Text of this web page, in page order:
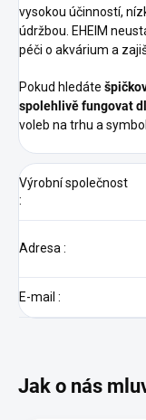
vysokou účinností,
údržbou. EHEIM
péči o akvárium a
Pokud hledáte
spolehlivě fungovat
voleb na trhu a
Výrobní společnost
:
Adresa:
E-mail :